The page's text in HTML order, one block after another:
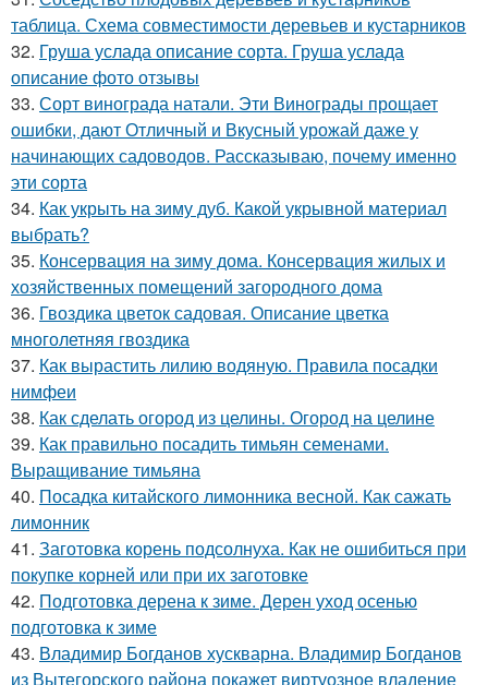
таблица. Схема совместимости деревьев и кустарников
32. Груша услада описание сорта. Груша услада
описание фото отзывы
33. Сорт винограда натали. Эти Винограды прощает
ошибки, дают Отличный и Вкусный урожай даже у
начинающих садоводов. Рассказываю, почему именно
эти сорта
34. Как укрыть на зиму дуб. Какой укрывной материал
выбрать?
35. Консервация на зиму дома. Консервация жилых и
хозяйственных помещений загородного дома
36. Гвоздика цветок садовая. Описание цветка
многолетняя гвоздика
37. Как вырастить лилию водяную. Правила посадки
нимфеи
38. Как сделать огород из целины. Огород на целине
39. Как правильно посадить тимьян семенами.
Выращивание тимьяна
40. Посадка китайского лимонника весной. Как сажать
лимонник
41. Заготовка корень подсолнуха. Как не ошибиться при
покупке корней или при их заготовке
42. Подготовка дерена к зиме. Дерен уход осенью
подготовка к зиме
43. Владимир Богданов хускварна. Владимир Богданов
из Вытегорского района покажет виртуозное владение